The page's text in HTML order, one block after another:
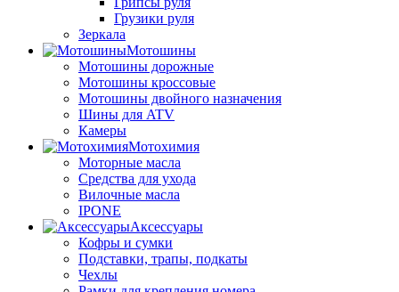
Грузики руля
Зеркала
Мотошины
Мотошины дорожные
Мотошины кроссовые
Мотошины двойного назначения
Шины для ATV
Камеры
Мотохимия
Моторные масла
Средства для ухода
Вилочные масла
IPONE
Аксессуары
Кофры и сумки
Подставки, трапы, подкаты
Чехлы